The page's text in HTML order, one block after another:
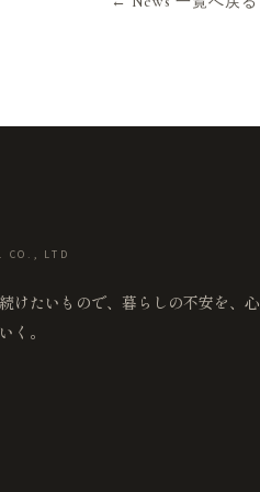
CO., LTD
けたいもので、暮らしの不安を、心
く。